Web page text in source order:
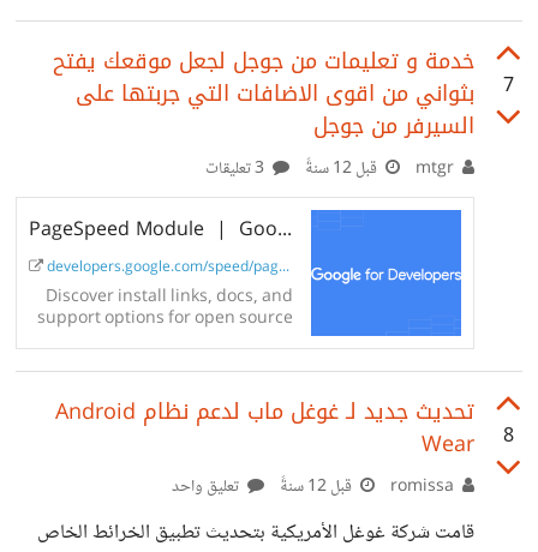
لهذه القناة وتكون باسمي ؟ اعطوني تجاربكم ونصائحكم لعالم
اليوتيوب الممتع شكراً
7
خدمة و تعليمات من جوجل لجعل موقعك يفتح
بثواني من اقوى الاضافات التي جربتها على
السيرفر من جوجل
قبل 12 سنةً
PageSpeed Module | Google for Developers
developers.google.com/speed/pagespeed/...
Discover install links, docs, and
support options for open source
server modules that optimize
8
تحديث جديد لـ غوغل ماب لدعم نظام Android
Wear
قبل 12 سنةً تعليق واحد
قامت شركة غوغل الأمريكية بتحديث تطبيق الخرائط الخاص